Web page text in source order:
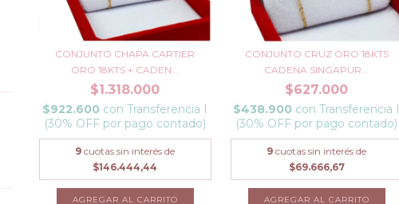
CONJUNTO CHAPA CARTIER
ORO 18KTS + CADEN...
$1.318.000
$922.600 con Transferencia I
(30% OFF por pago contado)
9 cuotas sin interés de
$146.444,44
CONJUNTO CRUZ ORO 18KTS
CADENA SINGAPUR...
$627.000
$438.900 con Transferencia I
(30% OFF por pago contado)
9 cuotas sin interés de
$69.666,67